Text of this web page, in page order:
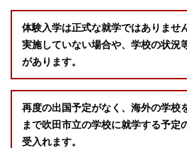
体験入学は正式な就学ではありませ
実施していない場合や、学校の状況
があります。
再度の出国予定がなく、海外の学校
まで吹田市立の学校に就学する予定
受入れます。